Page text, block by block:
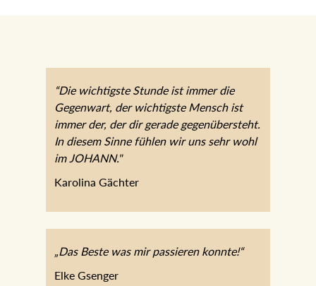
“Die wichtigste Stunde ist immer die
Gegenwart, der wichtigste Mensch ist
immer der, der dir gerade gegenübersteht.
In diesem Sinne fühlen wir uns sehr wohl
im JOHANN."
Karolina Gächter
„Das Beste was mir passieren konnte!“
Elke Gsenger